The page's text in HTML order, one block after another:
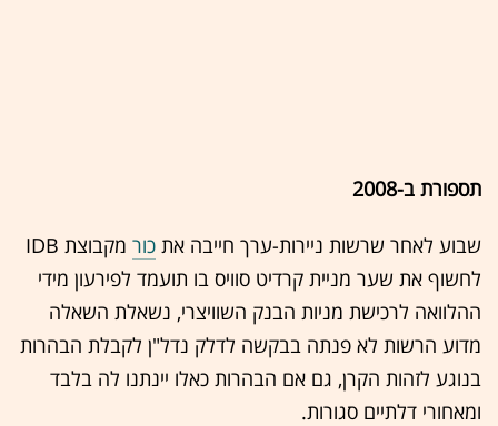
תספורת ב-2008
שבוע לאחר שרשות ניירות-ערך חייבה את כור
מקבוצת IDB
לחשוף את שער מניית קרדיט סוויס בו תועמד לפירעון מידי
ההלוואה לרכישת מניות הבנק השוויצרי, נשאלת השאלה
מדוע הרשות לא פנתה בבקשה לדלק נדל"ן לקבלת הבהרות
בנוגע לזהות הקרן, גם אם הבהרות כאלו יינתנו לה בלבד
ומאחורי דלתיים סגורות.